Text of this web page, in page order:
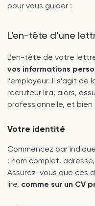
pour vous guider :
L’en-tête d’une
L’en-tête de votre
vos informations
l’employeur. Il s’agit
recruteur lira, alors,
professionnelle, et
Votre identité
Commencez par
: nom complet,
Assurez-vous que ces
lire, comme sur un CV